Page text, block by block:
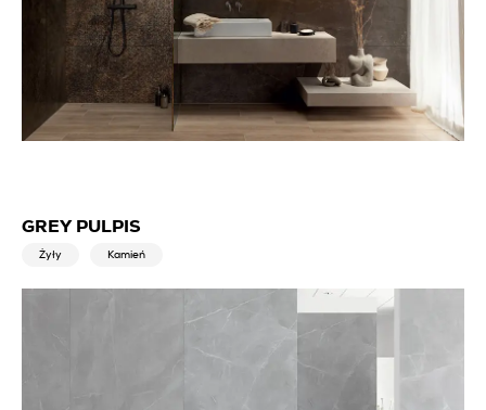
GREY PULPIS
Żyły Kamień